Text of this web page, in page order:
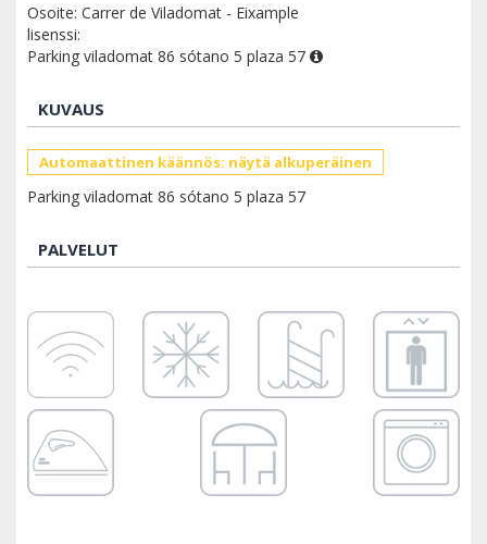
Osoite: Carrer de Viladomat - Eixample
lisenssi:
Parking viladomat 86 sótano 5 plaza 57
KUVAUS
Automaattinen käännös: näytä alkuperäinen
Parking viladomat 86 sótano 5 plaza 57
PALVELUT